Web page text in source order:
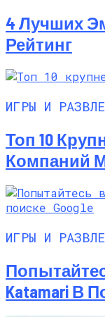
4 Лучших
Рейтинг
ИГРЫ И
Топ 10
Компаний
ИГРЫ И
Katamari В